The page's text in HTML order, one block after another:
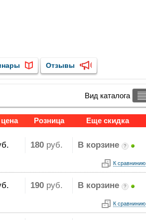
Отзывы
Вид каталога
Розница Еще скидка
180 руб. В корзине ?
К сравнинию
190 руб. В корзине ?
К сравнинию